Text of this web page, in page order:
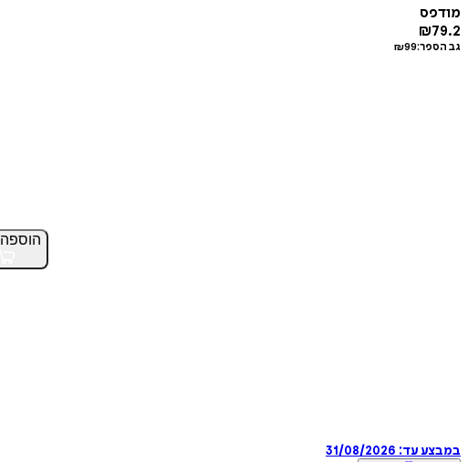
מודפס
₪79.2
גב הספר: ₪99
הוספה
במבצע עד: 31/08/2026